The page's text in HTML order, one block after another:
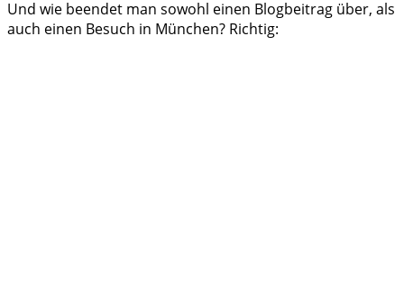
Und wie beendet man sowohl einen Blogbeitrag über, als
auch einen Besuch in München? Richtig: